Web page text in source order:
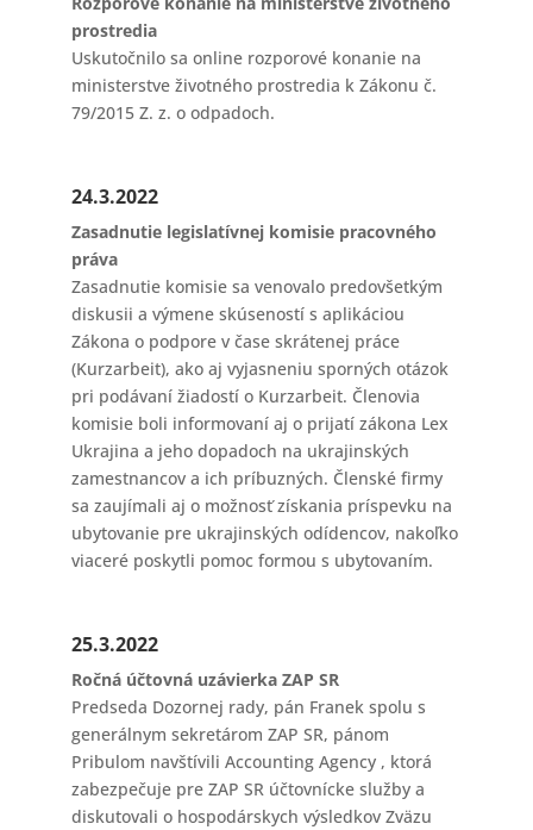
prostredia
Uskutočnilo sa online rozporové konanie na
ministerstve životného prostredia k Zákonu č.
79/2015 Z. z. o odpadoch.
24.3.2022
Zasadnutie legislatívnej komisie pracovného
práva
Zasadnutie komisie sa venovalo predovšetkým
diskusii a výmene skúseností s aplikáciou
Zákona o podpore v čase skrátenej práce
(Kurzarbeit), ako aj vyjasneniu sporných otázok
pri podávaní žiadostí o Kurzarbeit. Členovia
komisie boli informovaní aj o prijatí zákona Lex
Ukrajina a jeho dopadoch na ukrajinských
zamestnancov a ich príbuzných. Členské firmy
sa zaujímali aj o možnosť získania príspevku na
ubytovanie pre ukrajinských odídencov, nakoľko
viaceré poskytli pomoc formou s ubytovaním.
25.3.2022
Ročná účtovná uzávierka ZAP SR
Predseda Dozornej rady, pán Franek spolu s
generálnym sekretárom ZAP SR, pánom
Pribulom navštívili Accounting Agency , ktorá
zabezpečuje pre ZAP SR účtovnícke služby a
diskutovali o hospodárskych výsledkov Zväzu